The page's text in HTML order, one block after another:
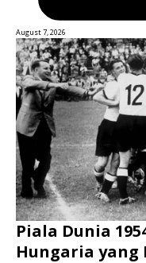
August 7, 2026
Piala Dunia
Hungaria yang